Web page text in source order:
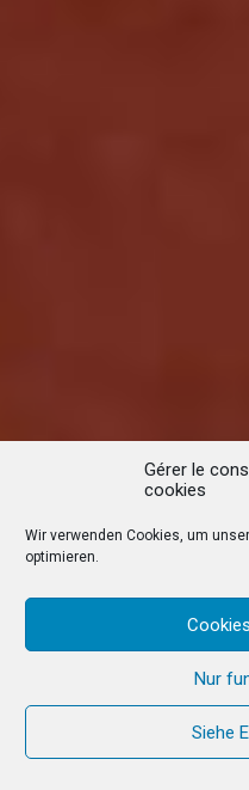
Gérer le
cookies
Wir verwenden Cookies, um
optimieren.
Nur
Siehe